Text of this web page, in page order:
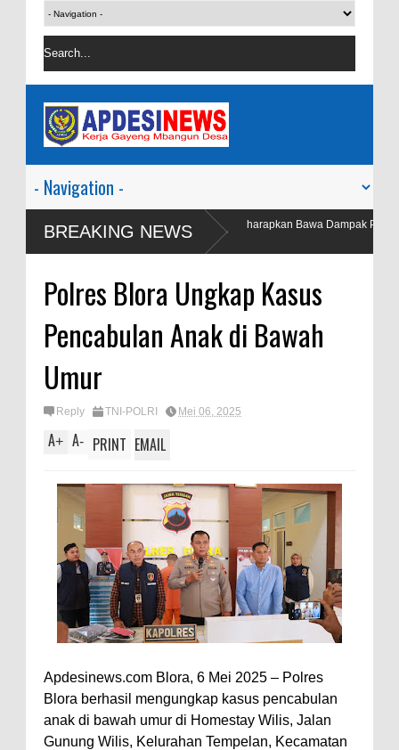
BREAKING NEWS
Indonesia Ceria Run Diharapkan Bawa Dampak Positif Bagi Olah
Ekonomi Blora
Masyarakat
Polres Blora Ungkap Kasus
Pencabulan Anak di Bawah
Umur
Reply TNI-POLRI Mei 06, 2025
A+ A- PRINT EMAIL
Apdesinews.com Blora, 6 Mei 2025 – Polres
Blora berhasil mengungkap kasus pencabulan
anak di bawah umur di Homestay Wilis, Jalan
Gunung Wilis, Kelurahan Tempelan, Kecamatan